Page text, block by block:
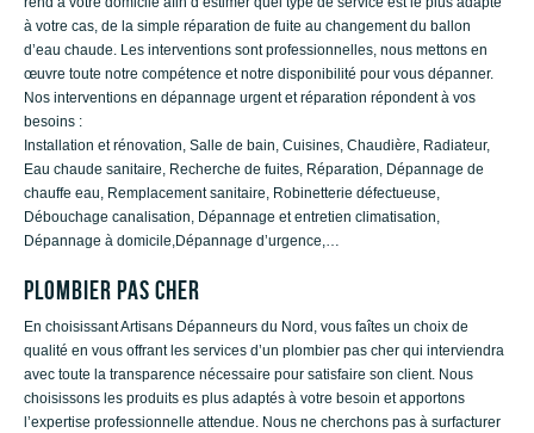
à votre cas, de la simple réparation de fuite au changement du ballon
d’eau chaude. Les interventions sont professionnelles, nous mettons en
œuvre toute notre compétence et notre disponibilité pour vous dépanner.
Nos interventions en dépannage urgent et réparation répondent à vos
besoins :
Installation et rénovation, Salle de bain, Cuisines, Chaudière, Radiateur,
Eau chaude sanitaire, Recherche de fuites, Réparation, Dépannage de
chauffe eau, Remplacement sanitaire, Robinetterie défectueuse,
Débouchage canalisation, Dépannage et entretien climatisation,
Dépannage à domicile,Dépannage d’urgence,…
PLOMBIER PAS CHER
En choisissant Artisans Dépanneurs du Nord, vous faîtes un choix de
qualité en vous offrant les services d’un plombier pas cher qui interviendra
avec toute la transparence nécessaire pour satisfaire son client. Nous
choisissons les produits es plus adaptés à votre besoin et apportons
l’expertise professionnelle attendue. Nous ne cherchons pas à surfacturer